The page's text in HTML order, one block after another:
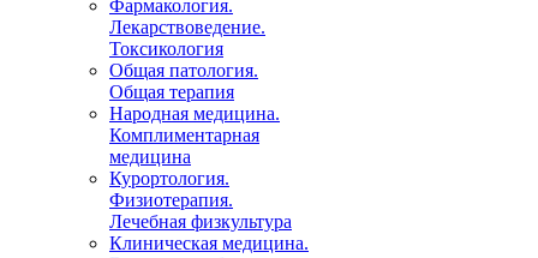
Фармакология.
Лекарствоведение.
Токсикология
Общая патология.
Общая терапия
Народная медицина.
Комплиментарная
медицина
Курортология.
Физиотерапия.
Лечебная физкультура
Клиническая медицина.